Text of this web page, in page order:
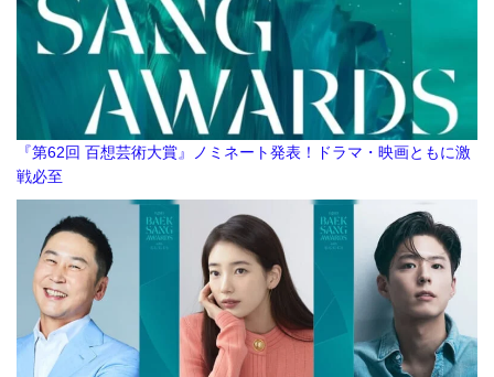
『第62回 百想芸術大賞』ノミネート発表！ドラマ・映画ともに激
戦必至